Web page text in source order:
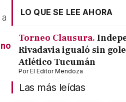
LO QUE SE LEE AHORA
Torneo Clausura.
Rivadavia igualó sin
Atlético Tucumán
PorEl Editor Mendoza
Las más leídas